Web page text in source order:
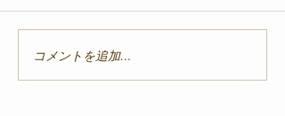
コメントを追加…